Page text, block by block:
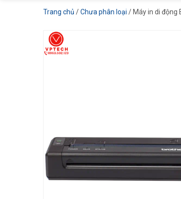
Trang chủ /Chưa phân loại / Máy in di động